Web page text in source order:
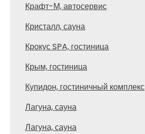
Крафт-М, автосервис
Кристалл, сауна
Крокус SPA, гостиница
Крым, гостиница
Купидон, гостиничный комплекс
Лагуна, сауна
Лагуна, сауна